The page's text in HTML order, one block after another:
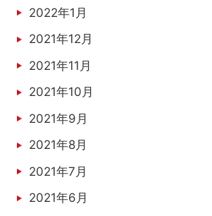
2022年1月
2021年12月
2021年11月
2021年10月
2021年9月
2021年8月
2021年7月
2021年6月